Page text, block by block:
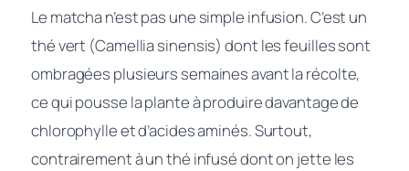
Le matcha n’est pas une simple infusion. C’est un
thé vert (Camellia sinensis) dont les feuilles sont
ombragées plusieurs semaines avant la récolte,
ce qui pousse la plante à produire davantage de
chlorophylle et d’acides aminés. Surtout,
contrairement à un thé infusé dont on jette les